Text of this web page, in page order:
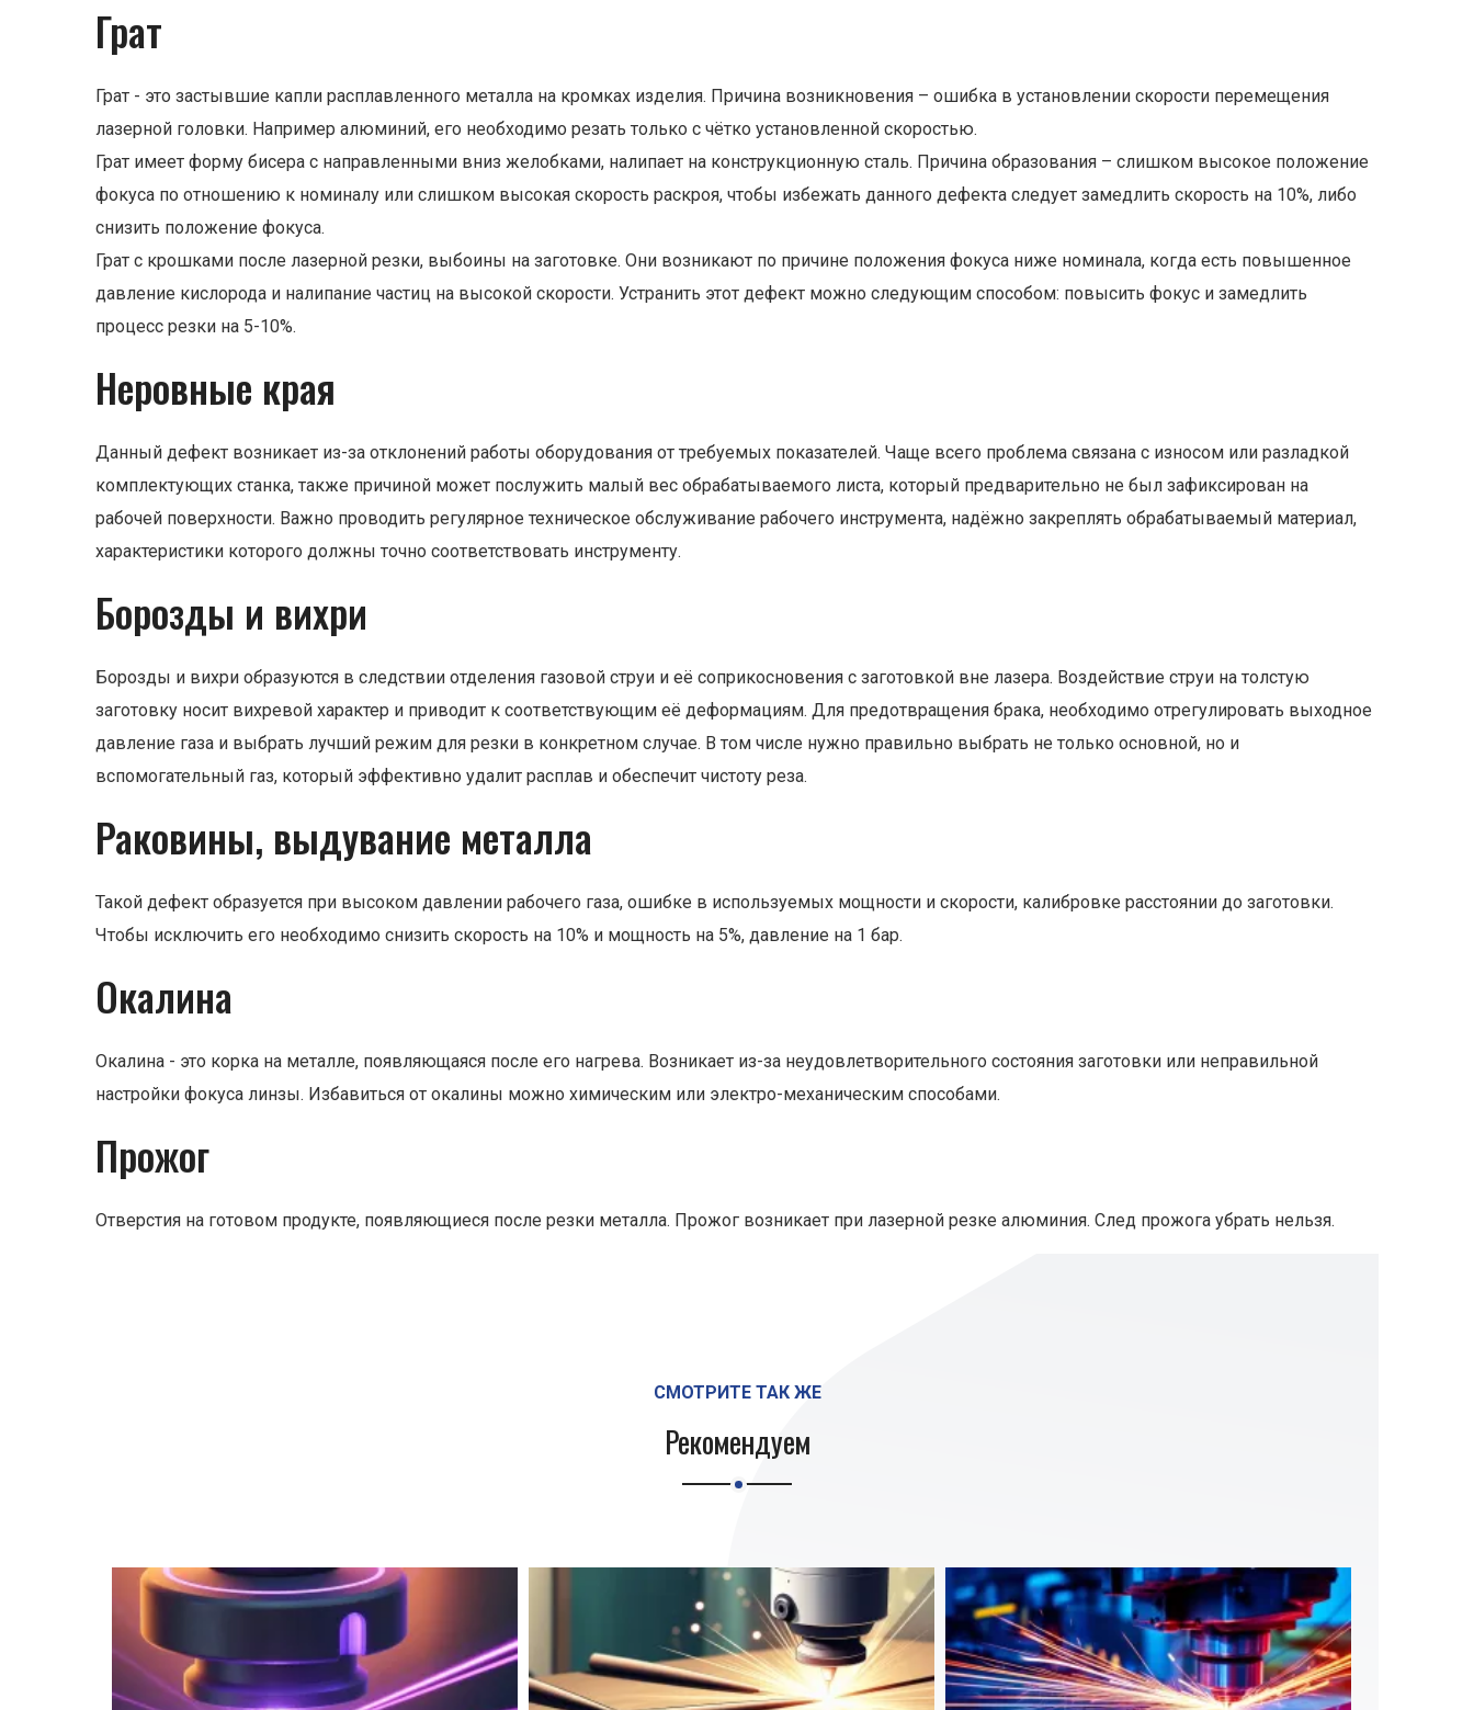
Грат
Грат - это застывшие капли расплавленного металла на кромках изделия. Причина возникновения – ошибка в установлении скорости перемещения
лазерной головки. Например алюминий, его необходимо резать только с чётко установленной скоростью.
Грат имеет форму бисера с направленными вниз желобками, налипает на конструкционную сталь. Причина образования – слишком высокое положение
фокуса по отношению к номиналу или слишком высокая скорость раскроя, чтобы избежать данного дефекта следует замедлить скорость на 10%, либо
снизить положение фокуса.
Грат с крошками после лазерной резки, выбоины на заготовке. Они возникают по причине положения фокуса ниже номинала, когда есть повышенное
давление кислорода и налипание частиц на высокой скорости. Устранить этот дефект можно следующим способом: повысить фокус и замедлить
процесс резки на 5-10%.
Неровные края
Данный дефект возникает из-за отклонений работы оборудования от требуемых показателей. Чаще всего проблема связана с износом или разладкой
комплектующих станка, также причиной может послужить малый вес обрабатываемого листа, который предварительно не был зафиксирован на
рабочей поверхности. Важно проводить регулярное техническое обслуживание рабочего инструмента, надёжно закреплять обрабатываемый материал,
характеристики которого должны точно соответствовать инструменту.
Борозды и вихри
Борозды и вихри образуются в следствии отделения газовой струи и её соприкосновения с заготовкой вне лазера. Воздействие струи на толстую
заготовку носит вихревой характер и приводит к соответствующим её деформациям. Для предотвращения брака, необходимо отрегулировать выходное
давление газа и выбрать лучший режим для резки в конкретном случае. В том числе нужно правильно выбрать не только основной, но и
вспомогательный газ, который эффективно удалит расплав и обеспечит чистоту реза.
Раковины, выдувание металла
Такой дефект образуется при высоком давлении рабочего газа, ошибке в используемых мощности и скорости, калибровке расстоянии до заготовки.
Чтобы исключить его необходимо снизить скорость на 10% и мощность на 5%, давление на 1 бар.
Окалина
Окалина - это корка на металле, появляющаяся после его нагрева. Возникает из-за неудовлетворительного состояния заготовки или неправильной
настройки фокуса линзы. Избавиться от окалины можно химическим или электро-механическим способами.
Прожог
Отверстия на готовом продукте, появляющиеся после резки металла. Прожог возникает при лазерной резке алюминия. След прожога убрать нельзя.
СМОТРИТЕ ТАК ЖЕ
Рекомендуем